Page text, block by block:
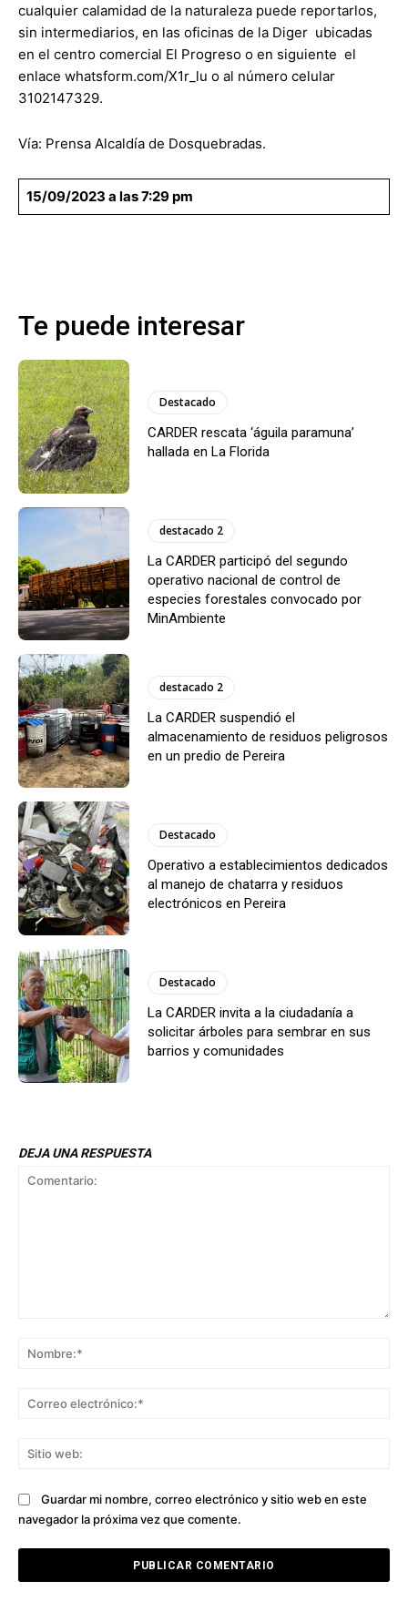
cualquier calamidad de la naturaleza puede reportarlos,
sin intermediarios, en las oficinas de la Diger ubicadas
en el centro comercial El Progreso o en siguiente el
enlace whatsform.com/X1r_lu o al número celular
3102147329.
Vía: Prensa Alcaldía de Dosquebradas.
15/09/2023 a las 7:29 pm
Te puede interesar
Destacado
CARDER rescata ‘águila paramuna’
hallada en La Florida
destacado 2
La CARDER participó del segundo
operativo nacional de control de
especies forestales convocado por
MinAmbiente
destacado 2
La CARDER suspendió el
almacenamiento de residuos peligrosos
en un predio de Pereira
Destacado
Operativo a establecimientos dedicados
al manejo de chatarra y residuos
electrónicos en Pereira
Destacado
La CARDER invita a la ciudadanía a
solicitar árboles para sembrar en sus
barrios y comunidades
DEJA UNA RESPUESTA
Guardar mi nombre, correo electrónico y sitio web en este
navegador la próxima vez que comente.